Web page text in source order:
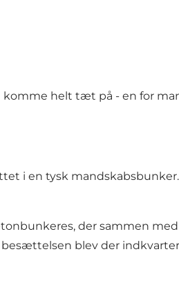
helt tæt på - en for
i en tysk
der sammen
besættelsen blev der